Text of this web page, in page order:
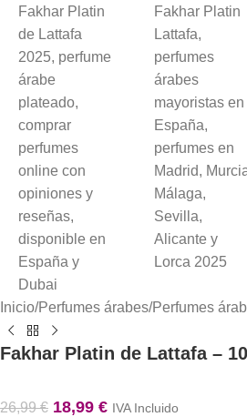
Inicio/Perfumes árabes/Perfumes
Fakhar Platin de Lattafa –
26,99€ 18,99 € IVA Incluido